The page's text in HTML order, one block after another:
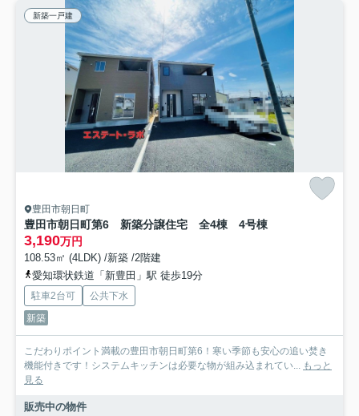
新築一戸建
豊田市朝日町
豊田市朝日町第6 新築分譲住宅 全4棟 4号棟
3,190万円
108.53㎡ (4LDK) /新築 /2階建
愛知環状鉄道「新豊田」駅 徒歩19分
駐車2台可
公共下水
新築
こだわりポイント満載の豊田市朝日町第6！寒い季節も安心の追い焚き
機能付きです！システムキッチンは必要な物が組み込まれてい... もっと
見る
販売中の物件